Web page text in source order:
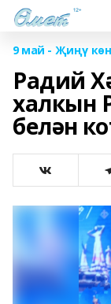
9 май - Җиңү
Радий
халкын
белән